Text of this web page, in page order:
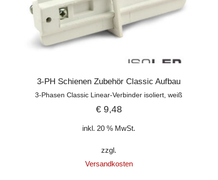
3-PH Schienen Zubehör Classic Aufbau
3-Phasen Classic Linear-Verbinder isoliert, weiß
€9,48
inkl. 20 % MwSt.
zzgl.
Versandkosten